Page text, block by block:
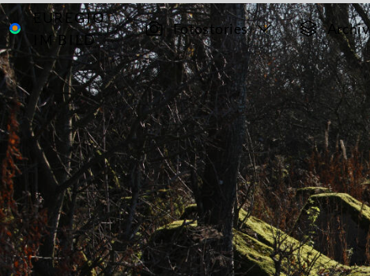
EUREGIO
IM BILD
Fotostories Archiv
Archiv 8625